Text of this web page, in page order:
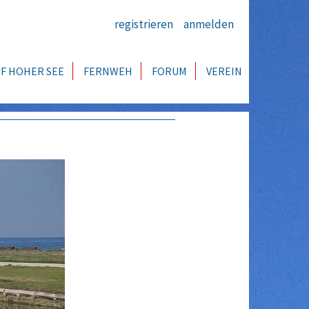
registrieren anmelden
HOHER SEE FERNWEH FORUM VEREIN